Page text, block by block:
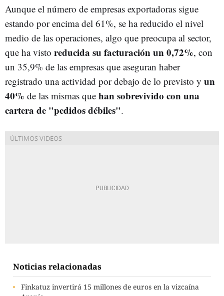
Aunque el número de empresas exportadoras sigue
estando por encima del 61%, se ha reducido el nivel
medio de las operaciones, algo que preocupa al sector,
que ha visto reducida su facturación un 0,72%, con
un 35,9% de las empresas que aseguran haber
registrado una actividad por debajo de lo previsto y un
40% de las mismas que han sobrevivido con una
cartera de "pedidos débiles".
Noticias relacionadas
Finkatuz invertirá 15 millones de euros en la vizcaína